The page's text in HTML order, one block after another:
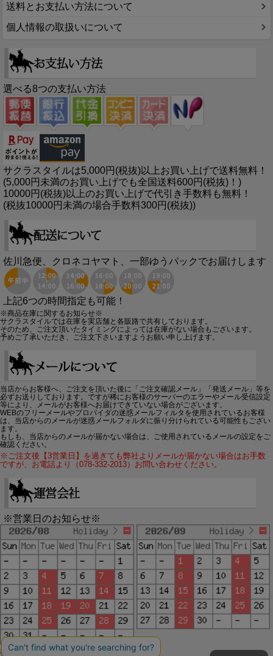
送料とお支払い方法について
個人情報の取扱いについて
選べる8つの支払い方法
サクラスタイルは5,000円(税抜)以上お買い上げで送料無料！
(5,000円未満のお買い上げでも全国送料600円(税抜)！)
10000円(税抜)以上のお買い上げで代引き手数料も無料！
(税抜10000円未満の場合手数料300円(税抜))
佐川急便、クロネコヤマト、一部ゆうパックでお届けします
上記6つの時間指定も可能！
※商品在庫に関するお知らせ※
サクラスタイルでは在庫を実店舗と各販路で共有しております。
そのため、ご注文頂いたタイミングによっては在庫がない場合もございます。
予めご了承いただき、ご注文下さいますようお願い申し上げます。
当店からお客様へ、ご注文を頂いた後に「ご注文確認メール」「発送メール」等を
必ずお送りしております。ですが稀にお客様のサーバーのエラーやメール受信設定
等により、メールがお客様へお届けできていない場合がございます。
WEBのフリーメールやプロバイダの迷惑メールフィルタを使用されているお客様
は、当店からのメールが迷惑メールフォルダに振り分けられている可能性もござい
ます。
もしも、当店からのメールが届かない場合は、ご使用されているメールの設定をご
確認ください。
※ご注文後【3営業日】を過ぎても弊社よりメールが届かない場合はお手数
ですが、お電話より（078-332-2013）お問い合わせください。
※営業日のお知らせ※
赤字で塗られた日は配送定休日です。